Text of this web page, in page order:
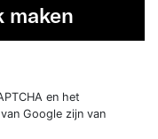
maken
en het
van Google zijn van